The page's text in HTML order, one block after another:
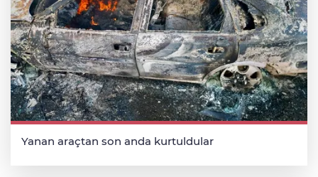
Yanan araçtan son anda kurtuldular